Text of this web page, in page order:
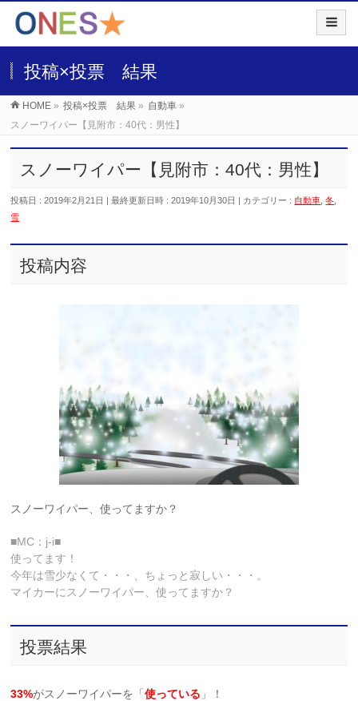
投稿×投票 結果
HOME » 投稿×投票 結果 » 自動車 »
スノーワイパー【見附市：40代：男性】
スノーワイパー【見附市：40代：男性】
投稿日 : 2019年2月21日 最終更新日時 : 2019年10月30日 カテゴリー : 自動車 ,冬
雪
投稿内容
スノーワイパー、使ってますか？
■MC：j-i■
使ってます！
今年は雪少なくて・・・、ちょっと寂しい・・・。
マイカーにスノーワイパー、使ってますか？
投票結果
33%がスノーワイパーを「使っている 」！